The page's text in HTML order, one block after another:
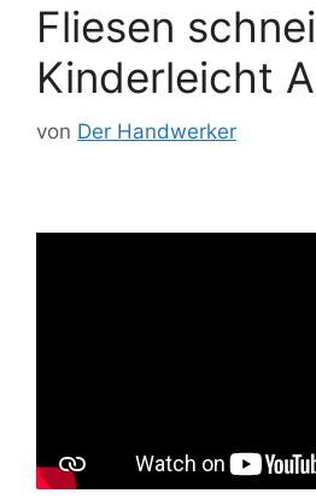
Fliesen
Kinderleicht
von Der Handwerker